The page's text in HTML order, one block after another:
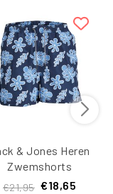
& Jones Heren
Zwemshorts
JPSTFIJI AOP
€21,95 €18,65